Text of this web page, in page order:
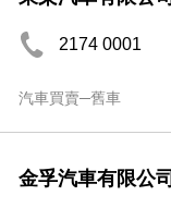
2174 0001
汽車買賣─舊車
金孚汽車有限公司